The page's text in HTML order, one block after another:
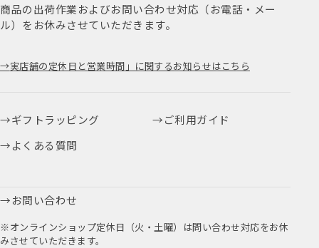
商品の出荷作業およびお問い合わせ対応（お電話・メー
ル）をお休みさせていただきます。
実店舗の定休日と営業時間」に関するお知らせはこちら
ギフトラッピング
ご利用ガイド
よくある質問
お問い合わせ
※オンラインショップ定休日（火・土曜）は問い合わせ対応をお休
みさせていただきます。